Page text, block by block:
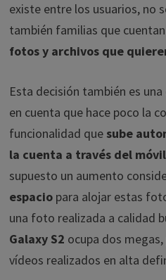
existe entre los usuarios, no
también familias que
fotos y archivos que
Esta decisión también es
en cuenta que hace poco la
funcionalidad que sube
la cuenta a través del móvil
supuesto un aumento
espacio para alojar estas
una foto realizada a calidad
Galaxy S2 ocupa dos
vídeos realizados en alta